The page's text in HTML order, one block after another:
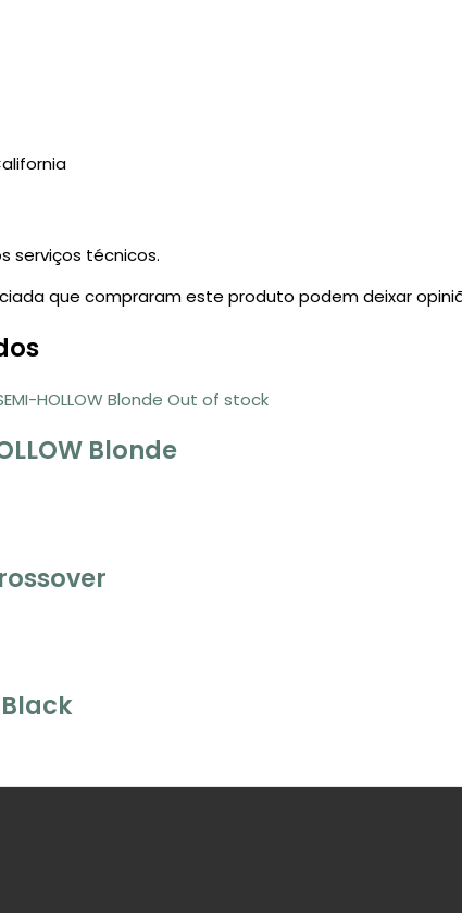
serviços técnicos.
que compraram este produto podem deixar
Out of stock
Blonde
Black